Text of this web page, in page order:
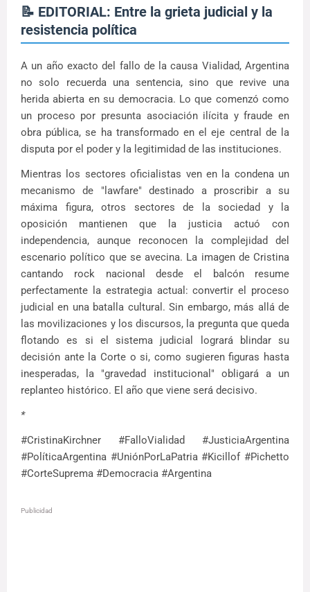
📝 EDITORIAL: Entre la grieta judicial y la
resistencia política
A un año exacto del fallo de la causa Vialidad, Argentina
no solo recuerda una sentencia, sino que revive una
herida abierta en su democracia. Lo que comenzó como
un proceso por presunta asociación ilícita y fraude en
obra pública, se ha transformado en el eje central de la
disputa por el poder y la legitimidad de las instituciones.
Mientras los sectores oficialistas ven en la condena un
mecanismo de "lawfare" destinado a proscribir a su
máxima figura, otros sectores de la sociedad y la
oposición mantienen que la justicia actuó con
independencia, aunque reconocen la complejidad del
escenario político que se avecina. La imagen de Cristina
cantando rock nacional desde el balcón resume
perfectamente la estrategia actual: convertir el proceso
judicial en una batalla cultural. Sin embargo, más allá de
las movilizaciones y los discursos, la pregunta que queda
flotando es si el sistema judicial logrará blindar su
decisión ante la Corte o si, como sugieren figuras hasta
inesperadas, la "gravedad institucional" obligará a un
replanteo histórico. El año que viene será decisivo.
*
#CristinaKirchner #FalloVialidad #JusticiaArgentina
#PolíticaArgentina #UniónPorLaPatria #Kicillof #Pichetto
#CorteSuprema #Democracia #Argentina
Publicidad